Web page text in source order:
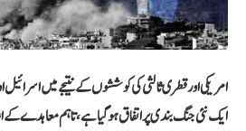
امریکی اور قطری ثالثی کی کوششوں کے نتیجے میں
ایک نئی جنگ بندی پر اتفاق ہو گیا ہے، تاہم معاہدے کے